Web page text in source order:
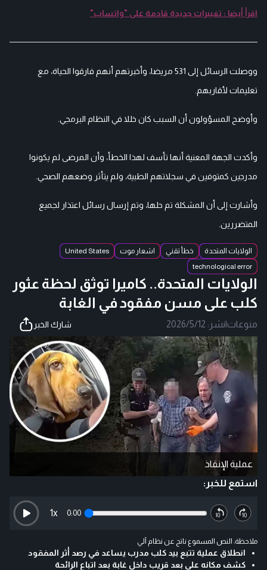
اقرأ أيضا : تغييرات جديدة قادمة على "واتساب"
ووصلت الرسائل إلى 531 مريضا، وأخبرتهم أنهم فارقوا الحياة، مع
تعليمات لأقاربهم.
وأوضح المسؤولون أن السبب كان خللا في النظام البرمجي.
وأكدت الجهة المعنية أنها تأسف لهذا الخطأ، وأن المرضى لم يكونوا
مدرجين كمتوفين في سجلاتهم الطبية، ولم يتأثر وضعهم الصحي.
وأشارت إلى أن المشكلة تم حلها، وتم إرسال رسائل اعتذار لجميع
المتضررين.
الولايات المتحدة خطأ تقني اشعار موت
United States
technological error
الولايات المتحدة.. كاميرا توثق لحظة عثور
كلب على مسن مفقود في الغابة
منوعات|نشر: 2026/5/12 شارك الخبر
عملية الإنقاذ
استمع للخبر:
0:00
1x
ملاحظة: النص المسموع ناتج عن نظام آلي
انطلاق عملية تتبع بيد كلب مدرب يساعد في رصد أثر المفقود
كشف مكانه على بعد قريب داخل غابة بعد اتباع الرائحة